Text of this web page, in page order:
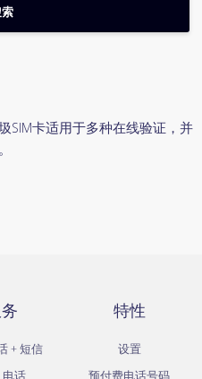
SIM卡适用于多种在线验证，并
+ 短信
电话
特性
设置
预付费电话号码